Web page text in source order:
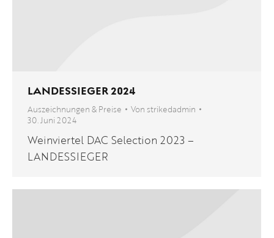
LANDESSIEGER 2024
Auszeichnungen & Preise Von strikedadmin
30. Juni 2024
Weinviertel DAC Selection 2023 –
LANDESSIEGER